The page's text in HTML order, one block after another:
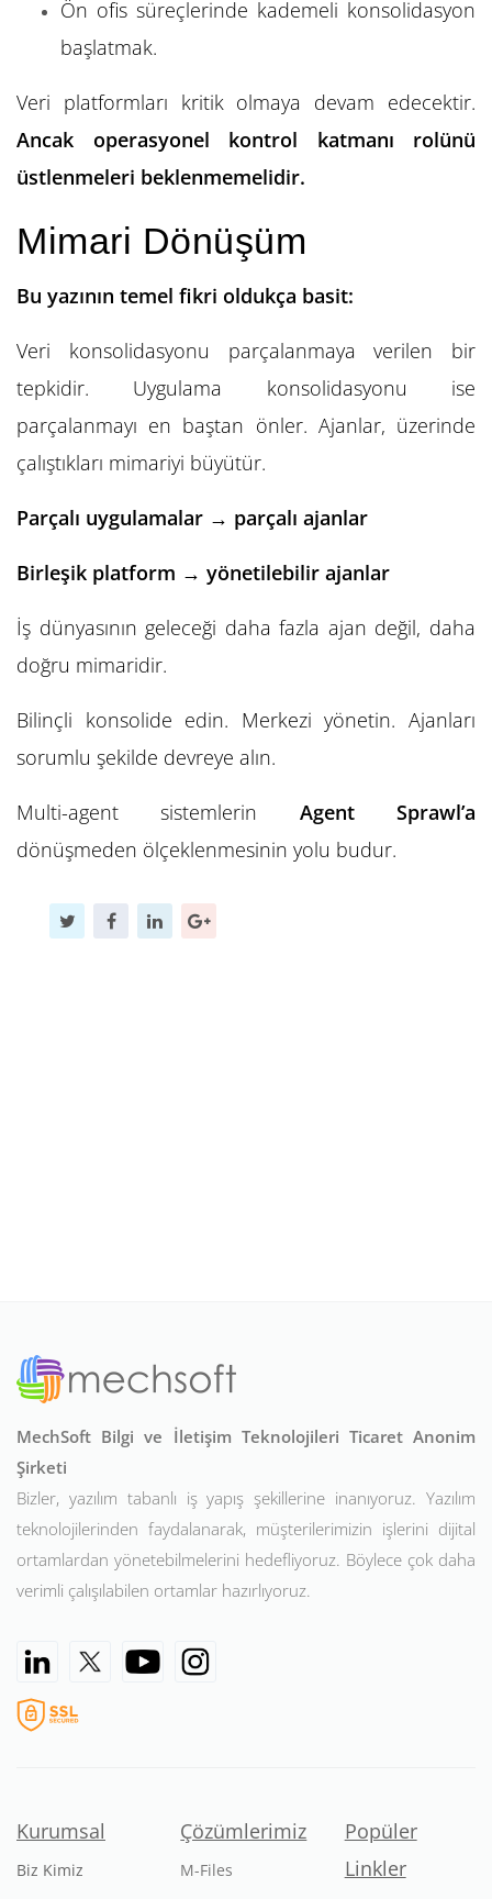
Ön ofis süreçlerinde kademeli konsolidasyon
başlatmak.
Veri platformları kritik olmaya devam edecektir.
Ancak operasyonel kontrol katmanı rolünü
üstlenmeleri beklenmemelidir.
Mimari Dönüşüm
Bu yazının temel fikri oldukça basit:
Veri konsolidasyonu parçalanmaya verilen bir
tepkidir. Uygulama konsolidasyonu ise
parçalanmayı en baştan önler. Ajanlar, üzerinde
çalıştıkları mimariyi büyütür.
Parçalı uygulamalar → parçalı ajanlar
Birleşik platform → yönetilebilir ajanlar
İş dünyasının geleceği daha fazla ajan değil, daha
doğru mimaridir.
Bilinçli konsolide edin. Merkezi yönetin. Ajanları
sorumlu şekilde devreye alın.
Multi-agent sistemlerin Agent Sprawl’a
dönüşmeden ölçeklenmesinin yolu budur.
MechSoft Bilgi ve İletişim Teknolojileri Ticaret Anonim
Şirketi
Bizler, yazılım tabanlı iş yapış şekillerine inanıyoruz. Yazılım
teknolojilerinden faydalanarak, müşterilerimizin işlerini dijital
ortamlardan yönetebilmelerini hedefliyoruz. Böylece çok daha
verimli çalışılabilen ortamlar hazırlıyoruz.
Kurumsal
Biz Kimiz
Çözümlerimiz
M-Files
Popüler
Linkler